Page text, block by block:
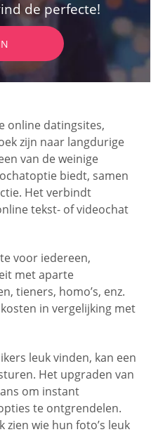
de perfecte!
online datingsites,
zijn naar langdurige
van de weinige
biedt, samen
Het verbindt
tekst- of videochat
voor iedereen,
met aparte
tieners, homo’s, enz.
in vergelijking met
leuk vinden, kan een
Het upgraden van
om instant
te ontgrendelen.
wie hun foto’s leuk